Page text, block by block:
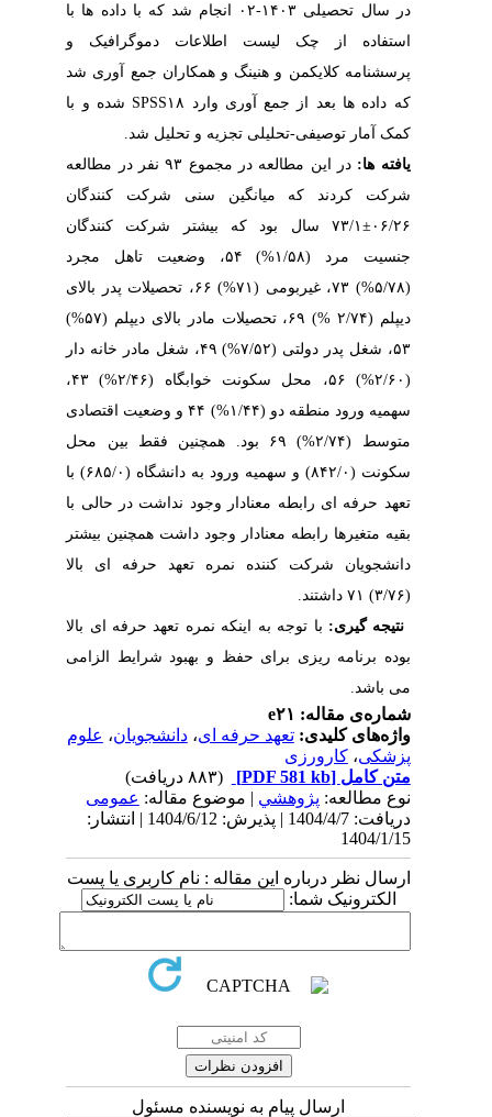
در سال تحصیلی ۱۴۰۳-۰۲ انجام شد که با داده ها با
استفاده از چک لیست اطلاعات دموگرافیک و
پرسشنامه کلایکمن و هنینگ و همکاران جمع آوری شد
که داده ها بعد از جمع آوری واردSPSS۱۸ شده و با
کمک آمار توصیفی-تحلیلی تجزیه و تحلیل شد.
یافته ها:
در این مطالعه در مجموع ۹۳ نفر در مطالعه
شرکت کردند که میانگین سنی شرکت کنندگان
۰۶/۲۶±
۷۳/۱ سال بود که بیشتر شرکت کنندگان
جنسیت مرد (۱/۵۸%)
۵۴، وضعیت تاهل مجرد
۷۳، غیربومی (۷۱%)
۶۶، تحصیلات پدر بالای
دیپلم (۲/۷۴ %)
۶۹، تحصیلات مادر بالای دیپلم (۵۷%)
۵۳، شغل پدر دولتی (۷/۵۲%)
۴۹، شغل مادر خانه دار
۵۶، محل سکونت خوابگاه (۲/۴۶%)
۴۳،
سهمیه ورود منطقه دو (۱/۴۴%)
۴۴ و وضعیت اقتصادی
متوسط (۲/۷۴%)
۶۹ بود. همچنین فقط بین محل
سکونت (۸۴۲/۰) و سهمیه ورود به دانشگاه (۶۸۵/۰) با
تعهد حرفه ای رابطه معنادار وجود نداشت در حالی با
بقیه متغیرها رابطه معنادار وجود داشت همچنین بیشتر
دانشجویان شرکت کننده نمره تعهد حرفه ای بالا
۷۱ داشتند.
نتیجه گیری: با توجه به اینکه نمره تعهد حرفه ای بالا
بوده برنامه ریزی برای حفظ و بهبود شرایط الزامی
می باشد.
شماره‌ی مقاله: e۲۱
واژه‌های کلیدی:تعهد حرفه ای،دانشجویان،علوم
پزشکی،کارورزی
متن کامل[PDF 581 kb]
نوع مطالعه:پژوهشي| موضوع مقاله:عمومى
دریافت: 1404/4/7 | پذیرش: 1404/6/12 | انتشار:
1404/1/15
ارسال نظر درباره این مقاله : نام کاربری یا پست
الکترونیک شما:
ارسال پیام به نویسنده مسئول